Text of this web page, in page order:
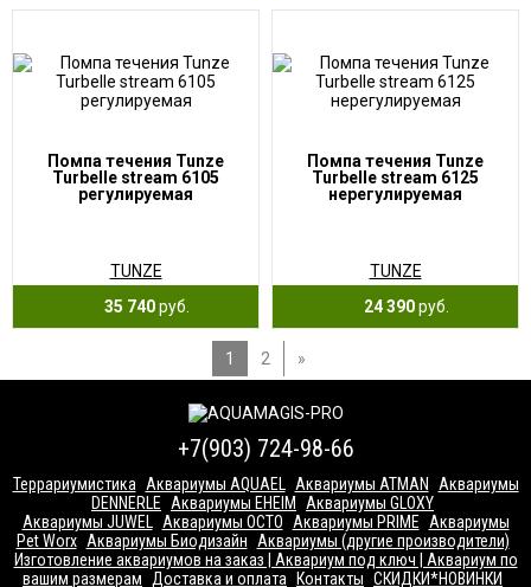
Помпа течения Tunze
Turbelle stream 6105
регулируемая
TUNZE
35 740руб.
Помпа течения Tunze
Turbelle stream 6125
нерегулируемая
TUNZE
24 390руб.
1 2 »
+7(903) 724-98-66
Террариумистика Аквариумы AQUAEL Аквариумы ATMAN
Аквариумы
DENNERLE
Аквариумы EHEIM
Аквариумы GLOXY
Аквариумы JUWEL
Аквариумы OCTO Аквариумы PRIME
Аквариумы
Pet Worx Аквариумы Биодизайн
Аквариумы (другие производители)
Изготовление аквариумов на заказ | Аквариум под ключ | Аквариум по
вашим размерам
Доставка и оплата Контакты СКИДКИ*НОВИНКИ